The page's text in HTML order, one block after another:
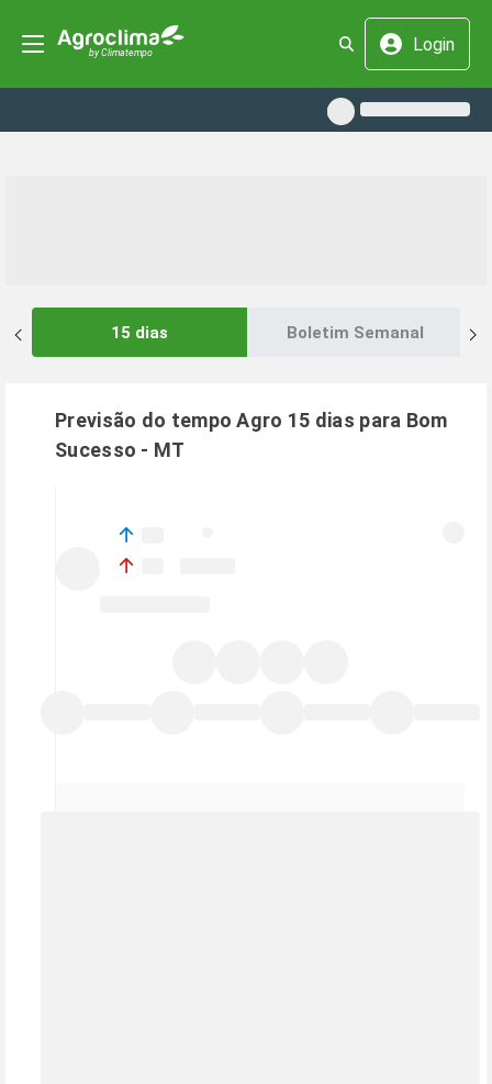
Login
15 dias Boletim Semanal
Previsão do tempo Agro 15 dias para Bom
Sucesso - MT